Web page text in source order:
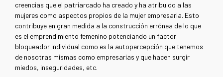
creencias que el patriarcado ha creado y ha atribuido a las
mujeres como aspectos propios de la mujer empresaria. Esto
contribuye en gran medida a la construcción errónea de lo que
es el emprendimiento femenino potenciando un factor
bloqueador individual como es la autopercepción que tenemos
de nosotras mismas como empresarias y que hacen surgir
miedos, inseguridades, etc.